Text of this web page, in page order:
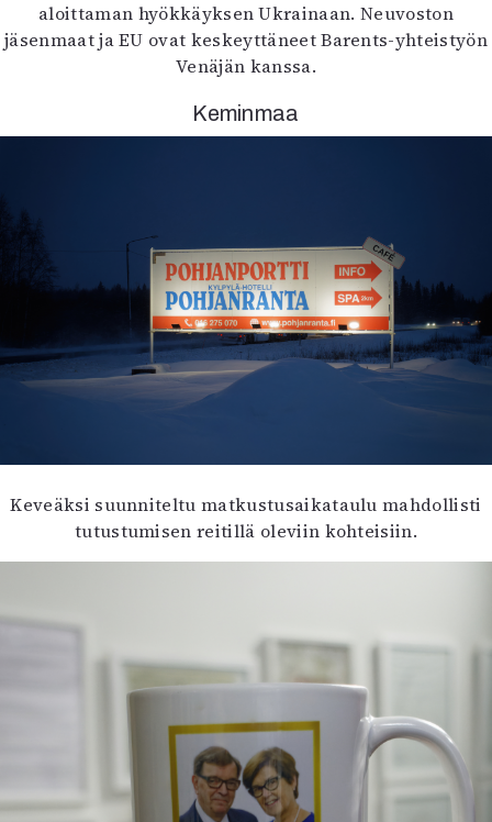
Tilaus ja irtonumerot
Yhteistyössä
Toimitus
Kaltio ry
aloittaman hyökkäyksen Ukrainaan. Neuvoston
jäsenmaat ja EU ovat keskeyttäneet Barents-yhteistyön
Venäjän kanssa.
Keminmaa
Keveäksi suunniteltu matkustusaikataulu mahdollisti
tutustumisen reitillä oleviin kohteisiin.